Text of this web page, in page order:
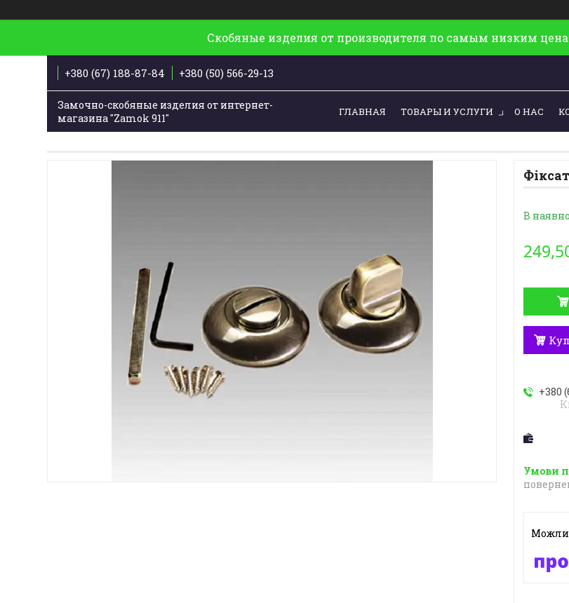
Скобяные изделия от производителя по самым низким
+380 (67) 188-87-84 +380 (50) 566-29-13
Замочно-скобяные изделия от интернет-
магазина "Zamok 911"
ГЛАВНАЯ ТОВАРЫ И УСЛУГИ О НАС
В
+380